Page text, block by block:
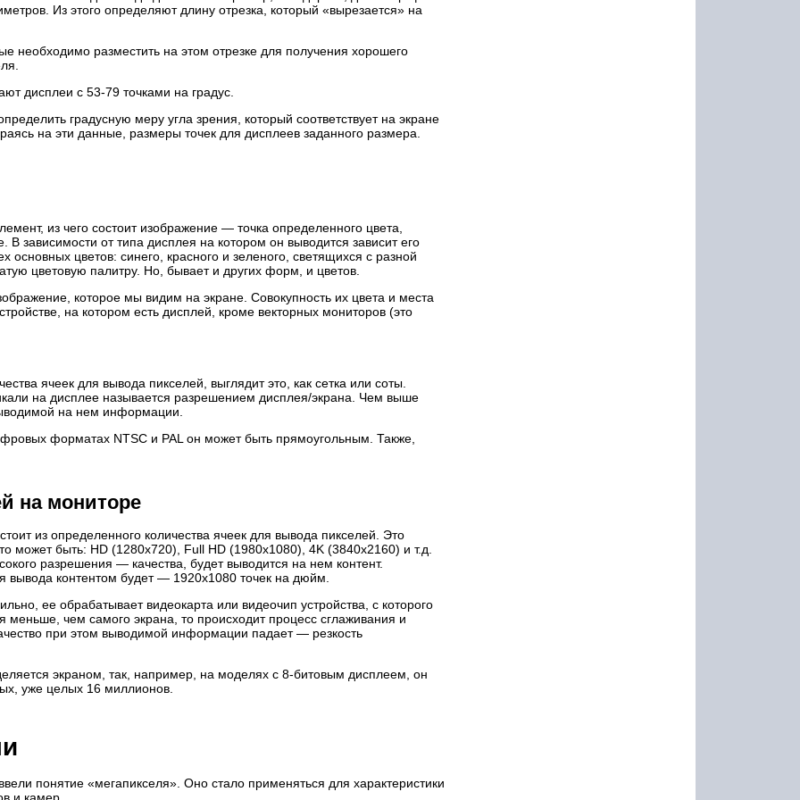
Из этого определяют длину отрезка, который «вырезается» на
необходимо разместить на этом отрезке для получения хорошего
дисплеи с 53-79 точками на градус.
градусную меру угла зрения, который соответствует на экране
на эти данные, размеры точек для дисплеев заданного размера.
из чего состоит изображение — точка определенного цвета,
В зависимости от типа дисплея на котором он выводится зависит его
цветов: синего, красного и зеленого, светящихся с разной
цветовую палитру. Но, бывает и других форм, и цветов.
которое мы видим на экране. Совокупность их цвета и места
на котором есть дисплей, кроме векторных мониторов (это
ячеек для вывода пикселей, выглядит это, как сетка или соты.
на дисплее называется разрешением дисплея/экрана. Чем выше
на нем информации.
форматах NTSC и PAL он может быть прямоугольным. Также,
на мониторе
из определенного количества ячеек для вывода пикселей. Это
может быть: HD (1280х720), Full HD (1980х1080), 4K (3840х2160) и т.д.
разрешения — качества, будет выводится на нем контент.
контентом будет — 1920х1080 точек на дюйм.
ее обрабатывает видеокарта или видеочип устройства, с которого
чем самого экрана, то происходит процесс сглаживания и
при этом выводимой информации падает — резкость
экраном, так, например, на моделях с 8-битовым дисплеем, он
уже целых 16 миллионов.
понятие «мегапикселя». Оно стало применяться для характеристики